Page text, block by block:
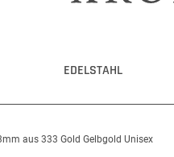
EDELSTAHL
aus 333 Gold Gelbgold Unisex